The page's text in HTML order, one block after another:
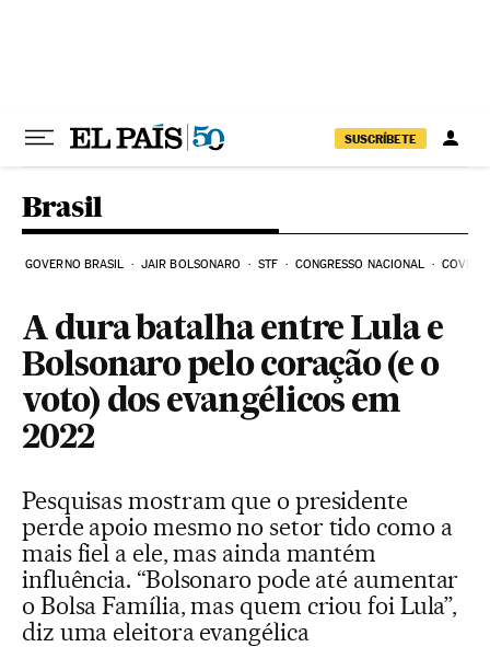
SUSCRÍBETE
Brasil
GOVERNO BRASIL JAIR BOLSONARO STF CONGRESSO NACIONAL COVID-
A dura batalha entre Lula e
Bolsonaro pelo coração (e o
voto) dos evangélicos em
2022
Pesquisas mostram que o presidente
perde apoio mesmo no setor tido como a
mais fiel a ele, mas ainda mantém
influência. “Bolsonaro pode até aumentar
o Bolsa Família, mas quem criou foi Lula”,
diz uma eleitora evangélica